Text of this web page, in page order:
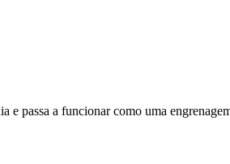
e passa a funcionar como uma